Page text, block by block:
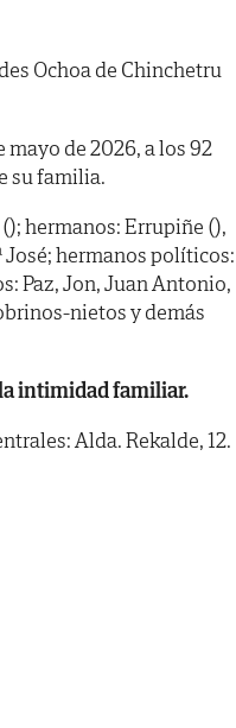
Ochoa de Chinchetru
de 2026, a los 92
su familia.
hermanos: Errupiñe (),
José; hermanos políticos:
Paz, Jon, Juan Antonio,
nietos y demás
intimidad familiar.
Alda. Rekalde, 12.